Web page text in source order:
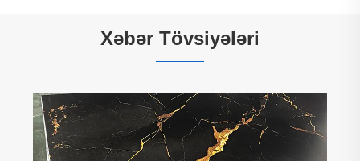
Xəbər Tövsiyələri